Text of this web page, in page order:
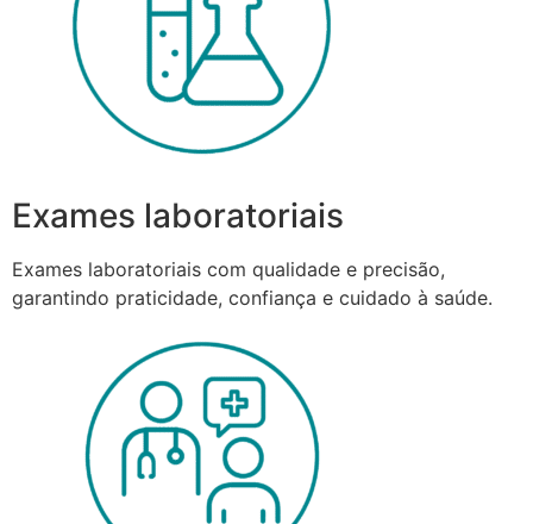
Exames laboratoriais
Exames laboratoriais com qualidade e precisão,
garantindo praticidade, confiança e cuidado à saúde.